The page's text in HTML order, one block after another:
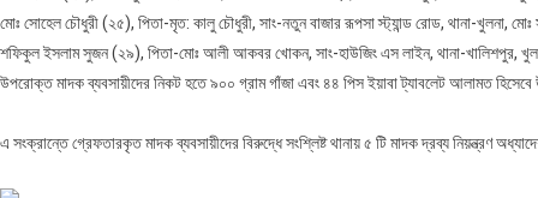
মোঃ সোহেল চৌধুরী (২৫), পিতা-মৃত: কালু চৌধুরী, সাং-নতুন বাজার রূপসা স্ট্যান্ড রোড, থানা-খুলনা,
শফিকুল ইসলাম সুজন (২৯), পিতা-মোঃ আলী আকবর খোকন, সাং-হাউজিং এস লাইন, থানা-খালিশপুর, খুলনা
উপরোক্ত মাদক ব্যবসায়ীদের নিকট হতে ৯০০ গ্রাম গাঁজা এবং ৪৪ পিস ইয়াবা ট্যাবলেট আলামত
এ সংক্রান্তে গ্রেফতারকৃত মাদক ব্যবসায়ীদের বিরুদ্ধে সংশ্লিষ্ট থানায় ৫ টি মাদক দ্রব্য নিয়ন্ত্রণ